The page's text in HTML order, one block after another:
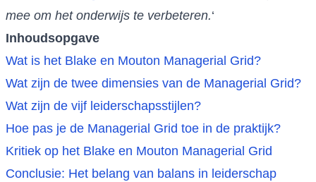
mee om het onderwijs te verbeteren.‘
Inhoudsopgave
Wat is het Blake en Mouton Managerial Grid?
Wat zijn de twee dimensies van de Managerial Grid?
Wat zijn de vijf leiderschapsstijlen?
Hoe pas je de Managerial Grid toe in de praktijk?
Kritiek op het Blake en Mouton Managerial Grid
Conclusie: Het belang van balans in leiderschap